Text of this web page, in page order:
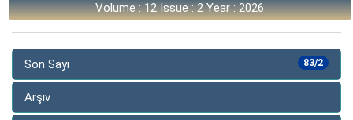
Volume : 12 Issue : 2 Year : 2026
83/2
Son Sayı
Arşiv